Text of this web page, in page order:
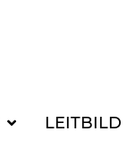
LEITBILD